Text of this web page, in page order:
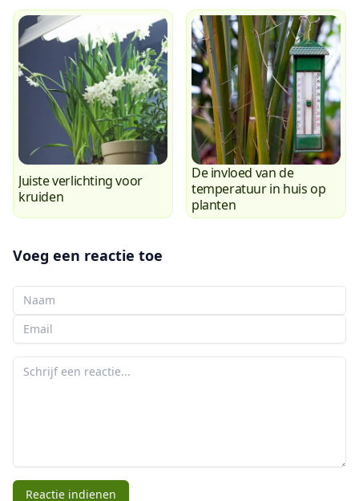
Juiste verlichting voor
kruiden
De invloed van de
temperatuur in huis op
planten
Voeg een reactie toe
Uw naam
Uw e-mail
Uw reactie
Reactie indienen